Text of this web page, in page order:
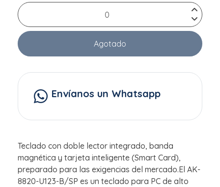
Agotado
Envíanos un Whatsapp
Teclado con doble lector integrado, banda
magnética y tarjeta inteligente (Smart Card),
preparado para las exigencias del mercado.El AK-
8820-U123-B/SP es un teclado para PC de alto